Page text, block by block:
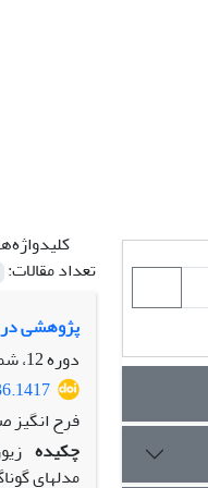
تعداد مقالات:
پژوهشی در
دوره 12، شماره 1، بهار 1399، صفحه
فرح انگیز
چکیده
مدل‏های